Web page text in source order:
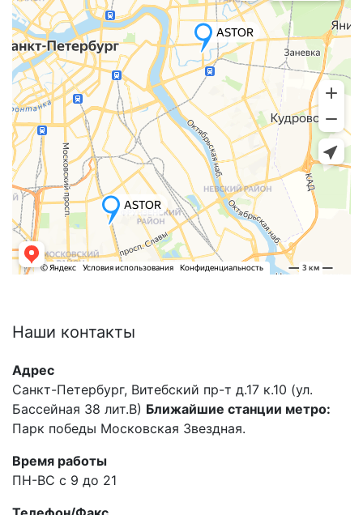
Наши контакты
Адрес
Санкт-Петербург, Витебский пр-т д.17 к.10 (ул.
Бассейная 38 лит.В) Ближайшие станции метро:
Парк победы Московская Звездная.
Время работы
ПН-ВС с 9 до 21